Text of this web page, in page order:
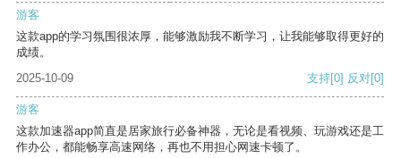
游客
这款app的学习氛围很浓厚，能够激励我不断学习，让我能够取得更好的
成绩。
2025-10-09
支持[0] 反对[0]
游客
这款加速器app简直是居家旅行必备神器，无论是看视频、玩游戏还是工
作办公，都能畅享高速网络，再也不用担心网速卡顿了。